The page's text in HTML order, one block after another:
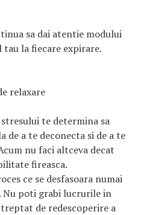
sa dai atentie modului
tau la fiecare expirare.
relaxare
te determina sa
de a te deconecta si de a te
nu faci altceva decat
fireasca.
ce se desfasoara numai
Nu poti grabi lucrurile in
de redescoperire a